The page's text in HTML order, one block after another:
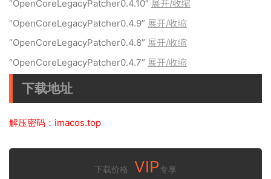
“OpenCoreLegacyPatcher0.4.10” 展开/收缩
“OpenCoreLegacyPatcher0.4.9” 展开/收缩
“OpenCoreLegacyPatcher0.4.8” 展开/收缩
“OpenCoreLegacyPatcher0.4.7” 展开/收缩
下载地址
解压密码：imacos.top
下载价格 VIP专享